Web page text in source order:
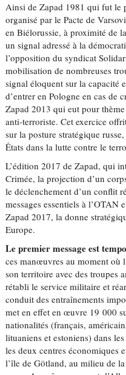
Ainsi de Zapad 1981 qui fut le
organisé par le Pacte de
en Biélorussie, à proximité de
un signal adressé à la
l’opposition du syndicat
mobilisation de nombreuses
signal éloquent sur la capacité
d’entrer en Pologne en cas de
Zapad 2013 qui eut pour
anti-terroriste. Cet exercice
sur la posture stratégique
États dans la lutte contre le
L’édition 2017 de Zapad, qui
Crimée, la projection d’un
le déclenchement d’un conflit
messages essentiels à l’OTAN
Zapad 2017, la donne
Europe.
Le premier message est
ces manœuvres au moment où
son territoire avec des troupes
rétabli le service militaire et
conduit des entraînements
met en effet en œuvre 19 000
nationalités (français,
lituaniens et estoniens) dans
les deux centres économiques
l’île de Götland, au milieu de